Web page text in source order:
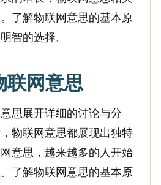
了解物联网意思的基本原
智的选择。
联网意思
思展开详细的讨论与分
物联网意思都展现出独特
意思，越来越多的人开始
了解物联网意思的基本原